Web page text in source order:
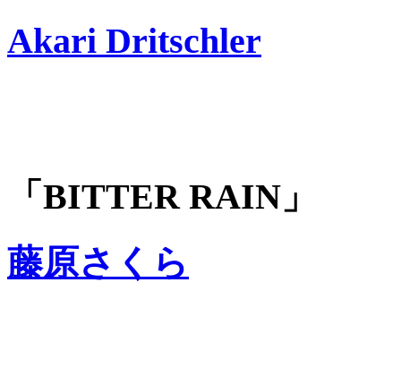
Akari Dritschler
「BITTER RAIN」
藤原さくら